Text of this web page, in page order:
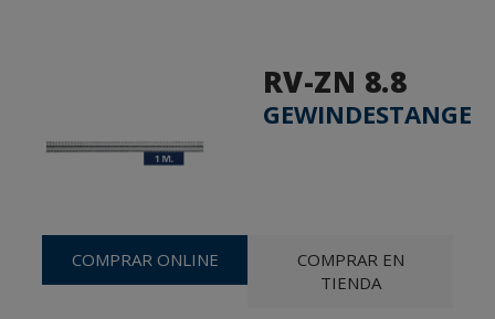
RV-ZN 8.8
GEWINDESTANGE
COMPRAR ONLINE
COMPRAR EN
TIENDA